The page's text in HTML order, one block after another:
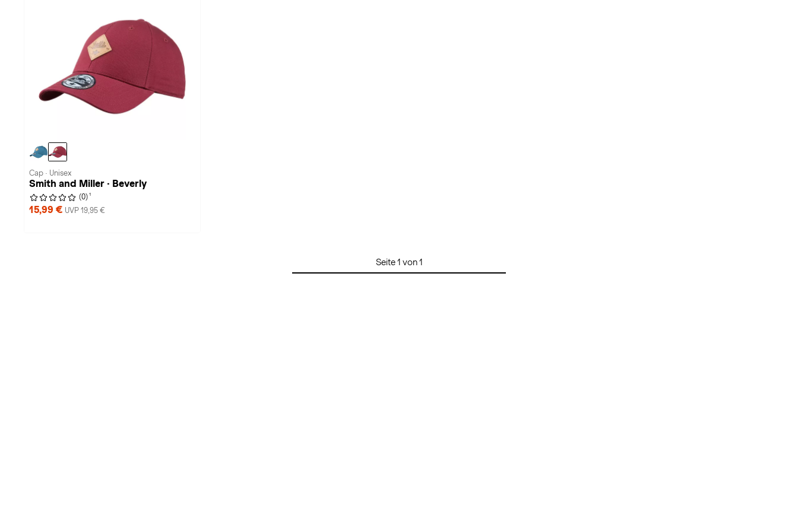
Cap · Unisex
Smith and Miller · Beverly
(0) 1
15,99 € UVP 19,95 €
Seite 1 von 1